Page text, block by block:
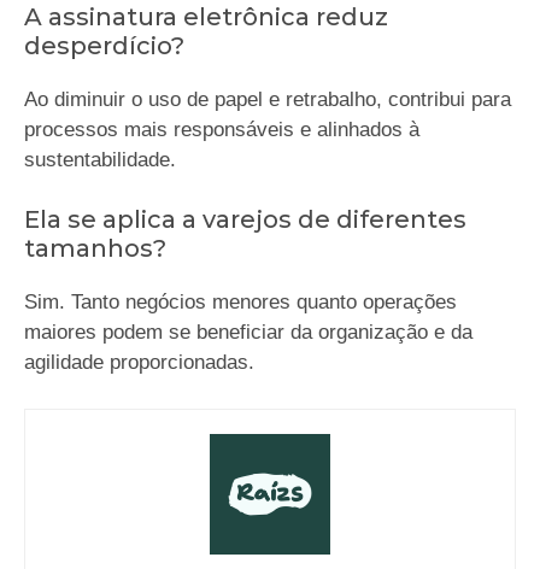
A assinatura eletrônica reduz
desperdício?
Ao diminuir o uso de papel e retrabalho, contribui para
processos mais responsáveis e alinhados à
sustentabilidade.
Ela se aplica a varejos de diferentes
tamanhos?
Sim. Tanto negócios menores quanto operações
maiores podem se beneficiar da organização e da
agilidade proporcionadas.